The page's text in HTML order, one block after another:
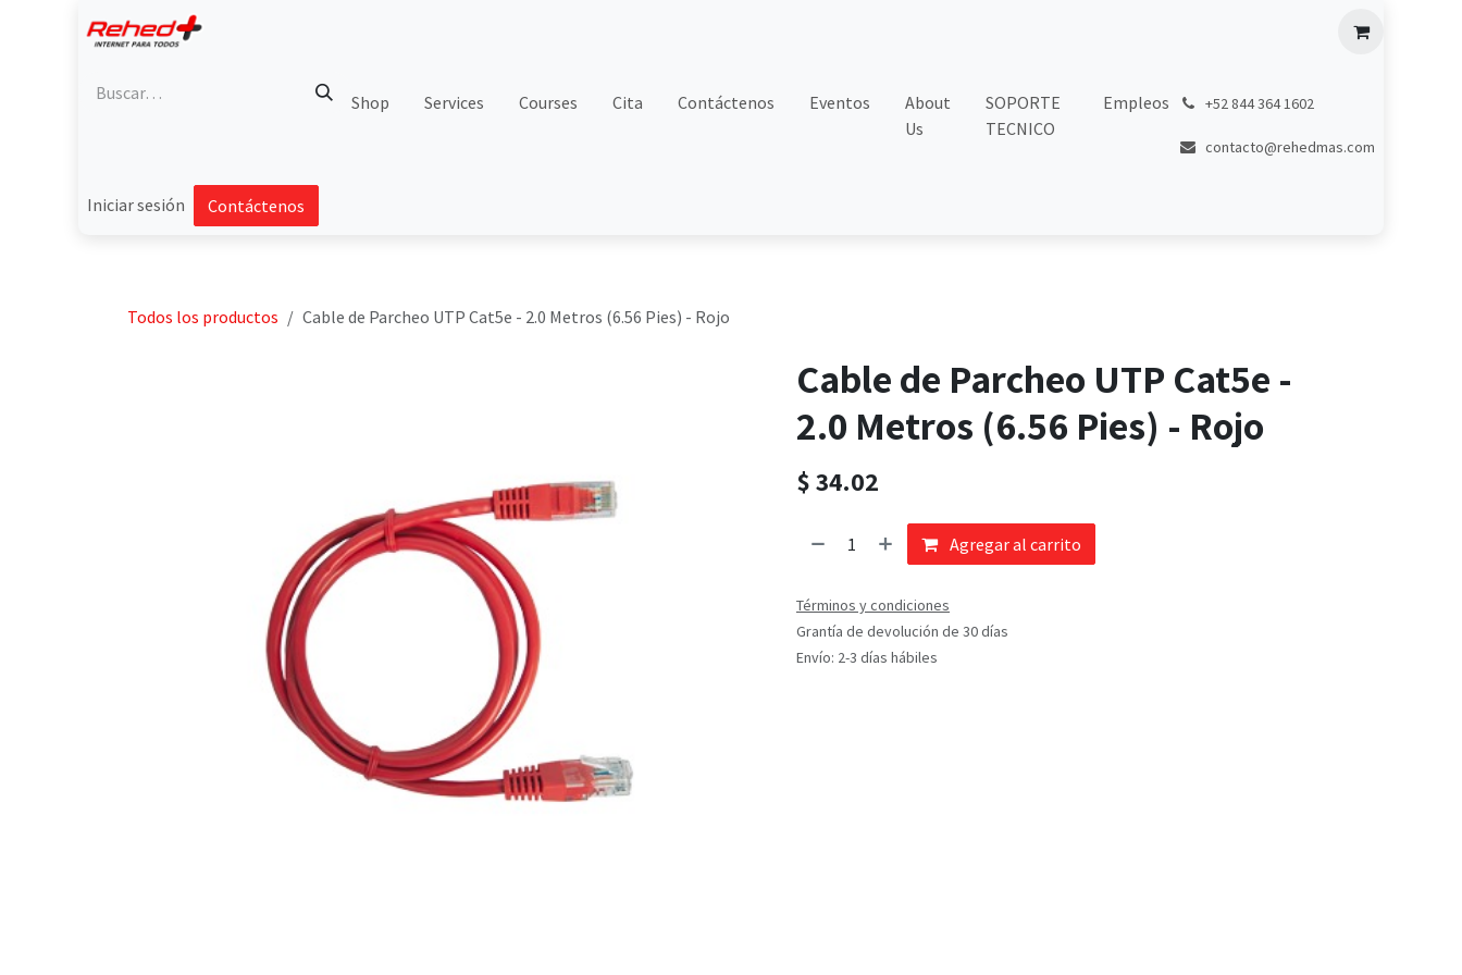
Shop Services Courses Cita Contáctenos Eventos
About
Us
SOPORTE
TECNICO
Empleos +52 844 364 1602
contacto@rehedmas.com
Iniciar sesión Contáctenos
Todos los productos Cable de Parcheo UTP Cat5e - 2.0 Metros (6.56 Pies) - Rojo
Cable de Parcheo UTP Cat5e -
2.0 Metros (6.56 Pies) - Rojo
$34.02
Agregar al carrito
Términos y condiciones
Grantía de devolución de 30 días
Envío: 2-3 días hábiles